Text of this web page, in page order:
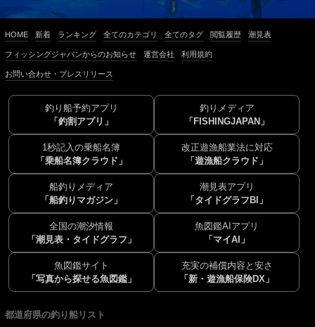
HOME 新着 ランキング 全てのカテゴリ 全てのタグ 閲覧履歴 潮見表
フィッシングジャパンからのお知らせ 運営会社 利用規約
お問い合わせ・プレスリリース
釣り船予約アプリ
「釣割アプリ」
釣りメディア
「FISHINGJAPAN」
1秒記入の乗船名簿
「乗船名簿クラウド」
改正遊漁船業法に対応
「遊漁船クラウド」
船釣りメディア
「船釣りマガジン」
潮見表アプリ
「タイドグラフBI」
全国の潮汐情報
「潮見表・タイドグラフ」
魚図鑑AIアプリ
「マイAI」
魚図鑑サイト
「写真から探せる魚図鑑」
充実の補償内容と安さ
「新・遊漁船保険DX」
都道府県の釣り船リスト